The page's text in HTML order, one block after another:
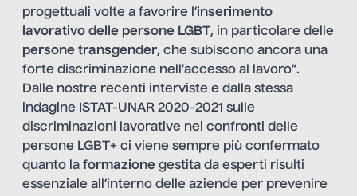
progettuali volte a favorire l’inserimento
lavorativo delle persone LGBT, in particolare delle
persone transgender, che subiscono ancora una
forte discriminazione nell’accesso al lavoro”.
Dalle nostre recenti interviste e dalla stessa
indagine ISTAT-UNAR 2020-2021 sulle
discriminazioni lavorative nei confronti delle
persone LGBT+ ci viene sempre più confermato
quanto la formazione gestita da esperti risulti
essenziale all’interno delle aziende per prevenire